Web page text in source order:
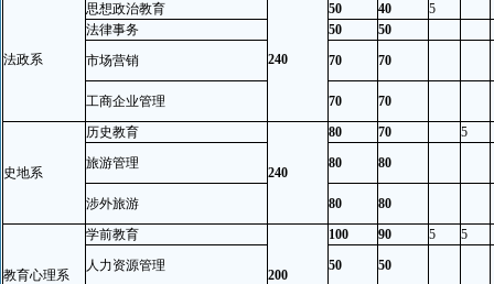
法政系
思想政治教育
240
50 40
5
法律事务
50
50
市场营销
70 70
工商企业管理 70 70
史地系
历史教育
240
80 70
5
旅游管理
80 80
涉外旅游 80 80
教育心理系
学前教育
200
100 90 5
5
人力资源管理
50 50